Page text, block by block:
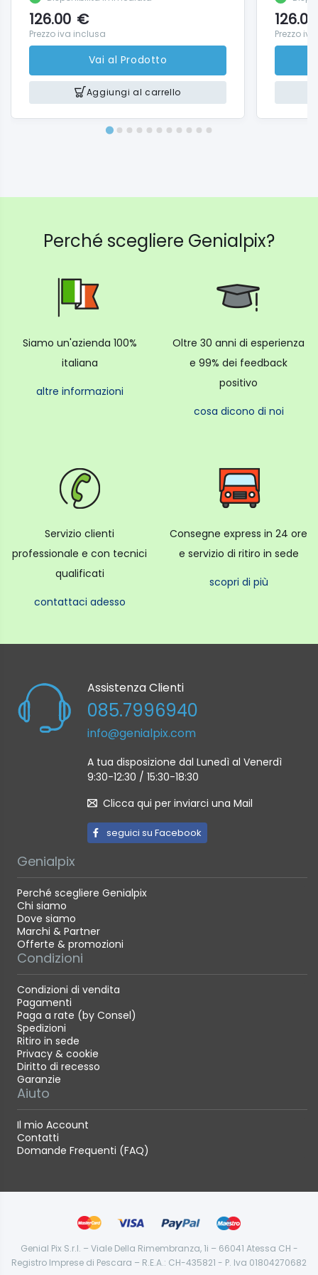
126.00 €
Prezzo iva inclusa
Vai al Prodotto
Aggiungi al carrello
126.00
Prezzo
Perché scegliere Genialpix?
Siamo un'azienda 100%
italiana
altre informazioni
Oltre 30 anni di esperienza
e 99% dei feedback
positivo
cosa dicono di noi
Servizio clienti
professionale e con tecnici
qualificati
contattaci adesso
Consegne express in 24 ore
e servizio di ritiro in sede
scopri di più
Assistenza Clienti
085.7996940
info@genialpix.com
A tua disposizione dal Lunedì al Venerdì
9:30-12:30 / 15:30-18:30
Clicca qui per inviarci una Mail
seguici su Facebook
Genialpix
Perché scegliere Genialpix
Chi siamo
Dove siamo
Marchi & Partner
Offerte & promozioni
Condizioni
Condizioni di vendita
Pagamenti
Paga a rate (by Consel)
Spedizioni
Ritiro in sede
Privacy & cookie
Diritto di recesso
Garanzie
Aiuto
Il mio Account
Contatti
Domande Frequenti (FAQ)
Genial Pix S.r.l. – Viale Della Rimembranza, 1i – 66041 Atessa CH -
Registro Imprese di Pescara – R.E.A.: CH-435821 - P. Iva 01804270682